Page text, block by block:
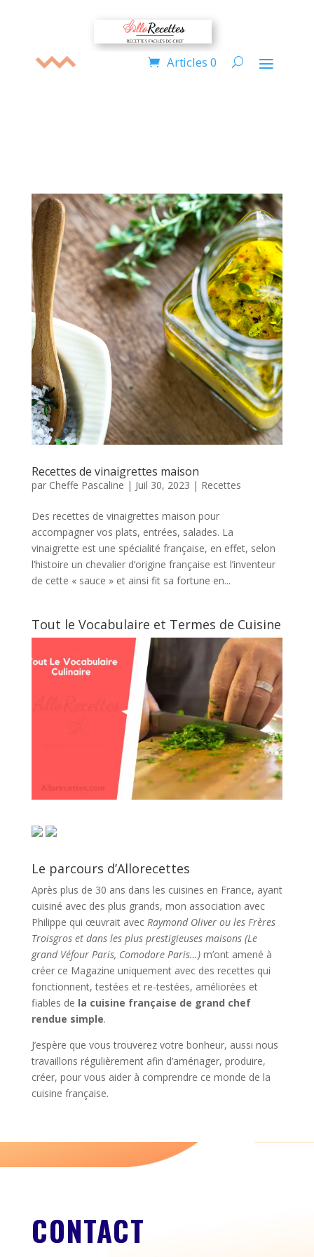
Articles 0
Recettes de vinaigrettes maison
par Cheffe Pascaline | Juil 30, 2023 | Recettes
Des recettes de vinaigrettes maison pour
accompagner vos plats, entrées, salades. La
vinaigrette est une spécialité française, en effet, selon
l’histoire un chevalier d’origine française est l’inventeur
de cette « sauce » et ainsi fit sa fortune en...
Tout le Vocabulaire et Termes de Cuisine
Le parcours d’Allorecettes
Après plus de 30 ans dans les cuisines en France, ayant
cuisiné avec des plus grands, mon association avec
Philippe qui œuvrait avec Raymond Oliver ou les Frères
Troisgros et dans les plus prestigieuses maisons (Le
grand Véfour Paris, Comodore Paris…)m’ont amené à
créer ce Magazine uniquement avec des recettes qui
fonctionnent, testées et re-testées, améliorées et
fiables de la cuisine française de grand chef
rendue simple.
J’espère que vous trouverez votre bonheur, aussi nous
travaillons régulièrement afin d’aménager, produire,
créer, pour vous aider à comprendre ce monde de la
cuisine française.
CONTACT